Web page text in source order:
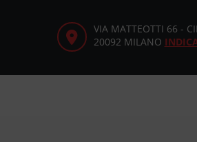
VIA MATTEOTTI 66 -
20092 MILANO